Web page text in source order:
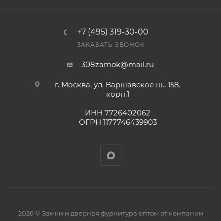
Конечная цена будет отображена в высланном
счете после проверки товара на наличие на складе.
Фактом подтверждения покупки будет считаться
+7 (495) 319-30-00
ЗАКАЗАТЬ ЗВОНОК
308zamok@mail.ru
г. Москва, ул. Варшавское ш., 158,
корп.1
ИНН 7726402062
ОГРН 1177746439903
2026 © Замки и дверная фурнитура оптом от компании